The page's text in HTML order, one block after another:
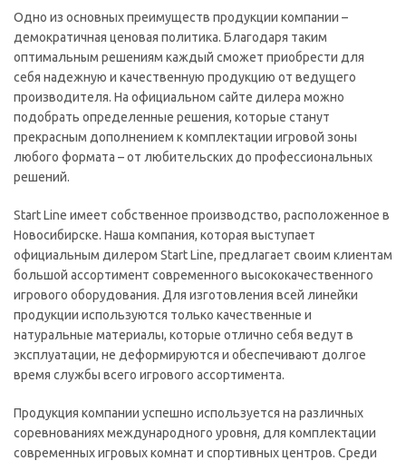
Одно из основных преимуществ продукции компании –
демократичная ценовая политика. Благодаря таким
оптимальным решениям каждый сможет приобрести для
себя надежную и качественную продукцию от ведущего
производителя. На официальном сайте дилера можно
подобрать определенные решения, которые станут
прекрасным дополнением к комплектации игровой зоны
любого формата – от любительских до профессиональных
решений.
Start Line имеет собственное производство, расположенное в
Новосибирске. Наша компания, которая выступает
официальным дилером Start Line, предлагает своим клиентам
большой ассортимент современного высококачественного
игрового оборудования. Для изготовления всей линейки
продукции используются только качественные и
натуральные материалы, которые отлично себя ведут в
эксплуатации, не деформируются и обеспечивают долгое
время службы всего игрового ассортимента.
Продукция компании успешно используется на различных
соревнованиях международного уровня, для комплектации
современных игровых комнат и спортивных центров. Среди